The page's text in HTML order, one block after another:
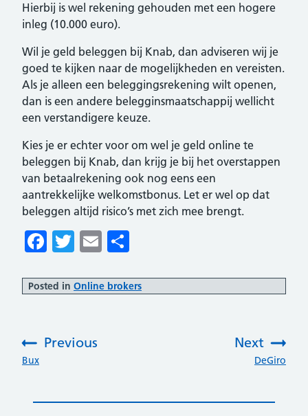
Hierbij is wel rekening gehouden met een hogere
inleg (10.000 euro).
Wil je geld beleggen bij Knab, dan adviseren wij je
goed te kijken naar de mogelijkheden en vereisten.
Als je alleen een beleggingsrekening wilt openen,
dan is een andere belegginsmaatschappij wellicht
een verstandigere keuze.
Kies je er echter voor om wel je geld online te
beleggen bij Knab, dan krijg je bij het overstappen
van betaalrekening ook nog eens een
aantrekkelijke welkomstbonus. Let er wel op dat
beleggen altijd risico’s met zich mee brengt.
Facebook
Twitter
Email
Posted in Online brokers
Previous
:Bux
Next
DeGiro